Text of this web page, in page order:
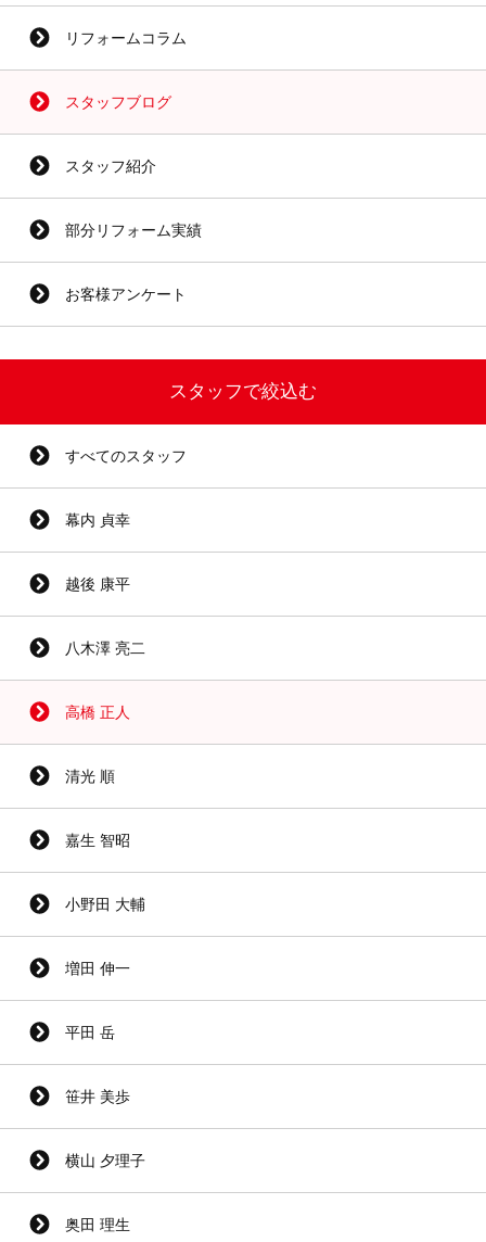
リフォームコラム
スタッフブログ
スタッフ紹介
部分リフォーム実績
お客様アンケート
スタッフで絞込む
すべてのスタッフ
幕内 貞幸
越後 康平
八木澤 亮二
高橋 正人
清光 順
嘉生 智昭
小野田 大輔
増田 伸一
平田 岳
笹井 美歩
横山 夕理子
奥田 理生